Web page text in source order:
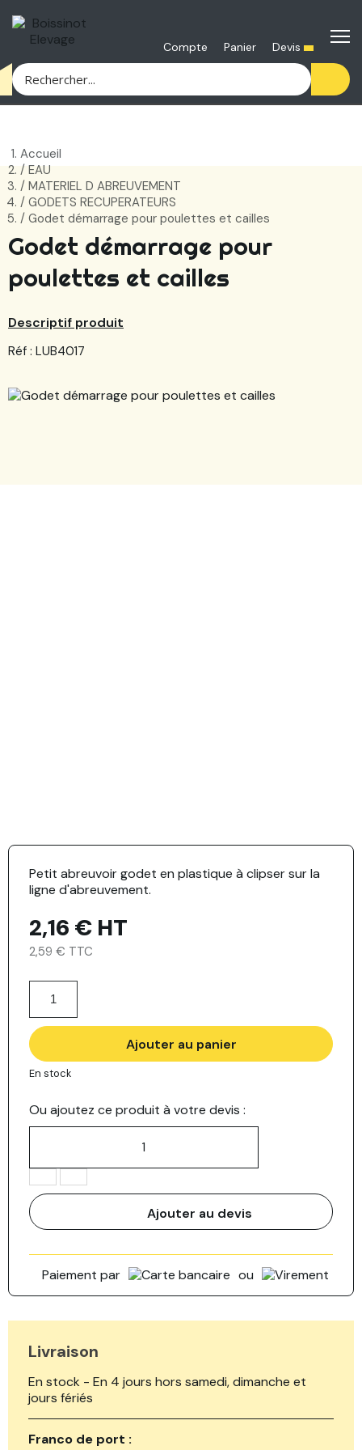
Compte Panier Devis
Accueil
EAU
MATERIEL D ABREUVEMENT
GODETS RECUPERATEURS
Godet démarrage pour poulettes et cailles
Godet démarrage pour
poulettes et cailles
Descriptif produit
Réf : LUB4017
Petit abreuvoir godet en plastique à clipser sur la
ligne d'abreuvement.
2,16 € HT
2,59 € TTC
Ajouter au panier
En stock
Ou ajoutez ce produit à votre devis :
Ajouter au devis
Paiement par ou
Livraison
En stock - En 4 jours hors samedi, dimanche et
jours fériés
Franco de port :